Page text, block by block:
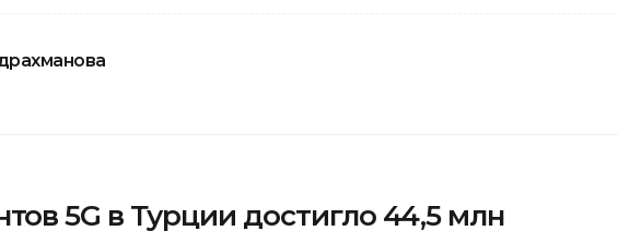
5G в Турции достигло 44,5 млн